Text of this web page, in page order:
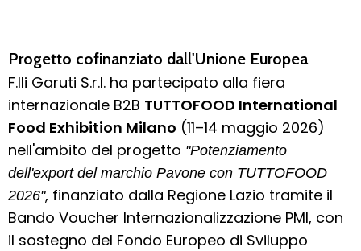
Progetto cofinanziato dall'Unione Europea
F.lli Garuti S.r.l. ha partecipato alla fiera
internazionale B2B TUTTOFOOD International
Food Exhibition Milano (11–14 maggio 2026)
nell'ambito del progetto "Potenziamento
dell'export del marchio Pavone con TUTTOFOOD
2026", finanziato dalla Regione Lazio tramite il
Bando Voucher Internazionalizzazione PMI, con
il sostegno del Fondo Europeo di Sviluppo